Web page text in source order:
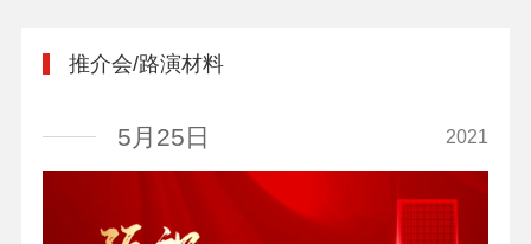
推介会/路演材料
5月25日 2021